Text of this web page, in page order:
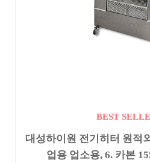
BEST
대성하이원 전기히터 원적
업용 업소용, 6. 카본